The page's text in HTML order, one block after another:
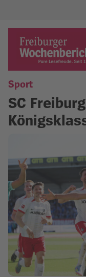
content
Freiburger
Sport
SC